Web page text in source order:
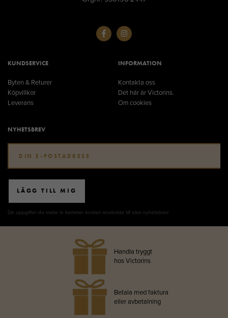
KUNDSERVICE
Byten & Returer
Köpvillkor
Leverans
INFORMATION
Kontakta oss
Det här är Victorins.
Om cookies
NYHETSBREV
LÄGG TILL MIG
De uppgifter du matar in kommer endast användas till våra nyhetsbrev.
Handla tryggt
hos Victorins
Betala med faktura
eller avbetalning